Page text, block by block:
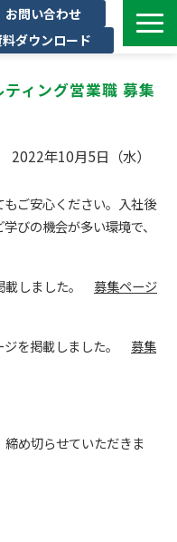
お問い合わせ
ダウンロード
て
ト一覧
覧
ィング営業職 募集
2022年10月5日（水）
ご安心ください。入社後
びの機会が多い環境で、
載しました。 募集ページ
ジを掲載しました。 募集
め切らせていただきま